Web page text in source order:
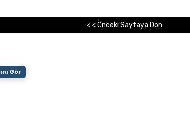
< < Önceki Sayfaya Dön
Gör